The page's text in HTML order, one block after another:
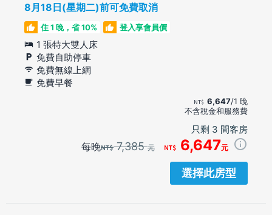
8月18日(星期二)前可免費取消
住 1 晚，省 10% 登入享會員價
1 張特大雙人床
免費自助停車
免費無線上網
免費早餐
6,647/1 晚
不含稅金和服務費
只剩 3 間客房
每晚 7,385元 6,647元
選擇此房型